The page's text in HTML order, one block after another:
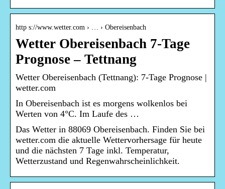
http s://www.wetter.com › … › Obereisenbach
Wetter Obereisenbach 7-Tage
Prognose – Tettnang
Wetter Obereisenbach (Tettnang): 7-Tage Prognose |
wetter.com
In Obereisenbach ist es morgens wolkenlos bei
Werten von 4°C. Im Laufe des …
Das Wetter in 88069 Obereisenbach. Finden Sie bei
wetter.com die aktuelle Wettervorhersage für heute
und die nächsten 7 Tage inkl. Temperatur,
Wetterzustand und Regenwahrscheinlichkeit.